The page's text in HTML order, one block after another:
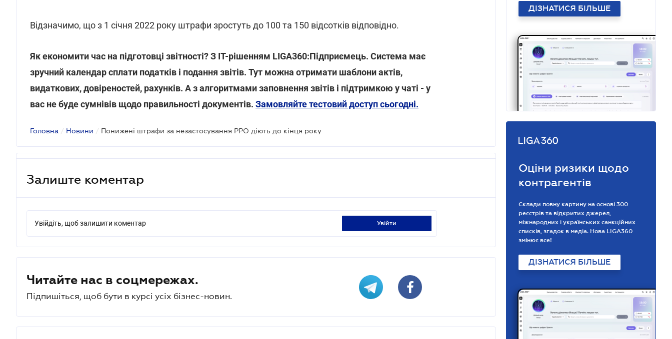
Відзначимо, що з 1 січня 2022 року штрафи зростуть до 100 та 150 відсотків відповідно.
Як економити час на підготовці звітності? З IT-рішенням LIGA360:Підприємець. Система має
зручний календар сплати податків і подання звітів. Тут можна отримати шаблони актів,
видаткових, довіреностей, рахунків. А з алгоритмами заповнення звітів і підтримкою у чаті - у
вас не буде сумнівів щодо правильності документів. Замовляйте тестовий доступ сьогодні.
Головна / Новини / Понижені штрафи за незастосування РРО діють до кінця року
Залиште коментар
Увійдіть, щоб залишити коментар увійти
Читайте нас в соцмережах.
Підпишіться, щоб бути в курсі усіх бізнес-новин.
ДІЗНАТИСЯ БІЛЬШЕ
Оціни ризики щодо
контрагентів
Склади повну картину на основі 300
реєстрів та відкритих джерел,
міжнародних і українських санкційних
списків, згадок в медіа. Нова LIGA360
змінює все!
ДІЗНАТИСЯ БІЛЬШЕ